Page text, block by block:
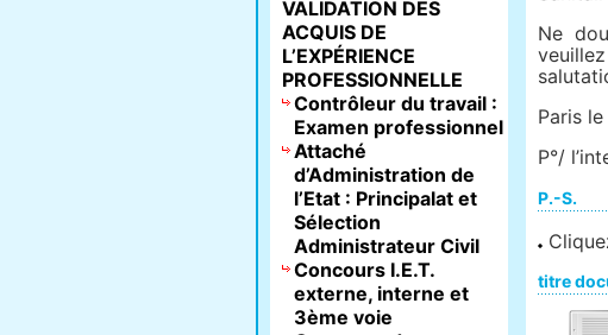
Ne
Paris
P°/
P.-S.
titre
VALIDATION DES
ACQUIS DE
L’EXPÉRIENCE
PROFESSIONNELLE
Contrôleur du travail :
Examen professionnel
Attaché
d’Administration de
l’Etat : Principalat et
Sélection
Administrateur Civil
Concours I.E.T.
externe, interne et
3ème voie